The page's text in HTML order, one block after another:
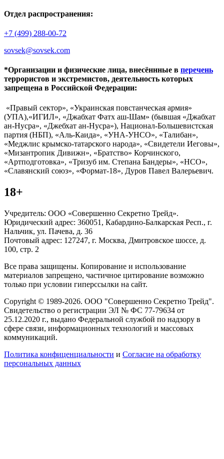
Отдел распространения:
+7 (499) 288-00-72
sovsek@sovsek.com
*Организации и физические лица, внесённные в перечень
террористов и экстремистов, деятельность которых
запрещена в Российской Федерации:
«Правый сектор», «Украинская повстанческая армия»
(УПА),«ИГИЛ», «Джабхат Фатх аш-Шам» (бывшая «Джабхат
ан-Нусра», «Джебхат ан-Нусра»), Национал-Большевистская
партия (НБП), «Аль-Каида», «УНА-УНСО», «Талибан»,
«Меджлис крымско-татарского народа», «Свидетели Иеговы»,
«Мизантропик Дивижн», «Братство» Корчинского,
«Артподготовка», «Тризуб им. Степана Бандеры», «НСО»,
«Славянский союз», «Формат-18», Дуров Павел Валерьевич.
18+
Учредитель: ООО «Совершенно Секретно Трейд».
Юридический адрес: 360051, Кабардино-Балкарская Респ., г.
Нальчик, ул. Пачева, д. 36
Почтовый адрес: 127247, г. Москва, Дмитровское шоссе, д.
100, стр. 2
Все права защищены. Копирование и использование
материалов запрещено, частичное цитирование возможно
только при условии гиперссылки на сайт.
Copyright © 1989-2026. ООО "Совершенно Секретно Трейд".
Свидетельство о регистрации ЭЛ № ФС 77-79634 от
25.12.2020 г., выдано Федеральной службой по надзору в
сфере связи, информационных технологий и массовых
коммуникаций.
Политика конфиценциальности и Согласие на обработку
персональных данных